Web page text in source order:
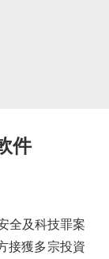
件
全及科技罪案
接獲多宗投資